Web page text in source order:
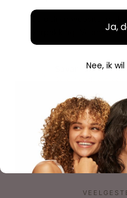
verpakking. Volgende
Savannah
Ja,
Nee, ik